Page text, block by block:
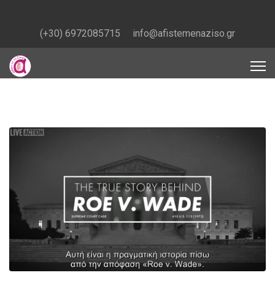
(+30) 6972085715 info@afistemenaziso.gr